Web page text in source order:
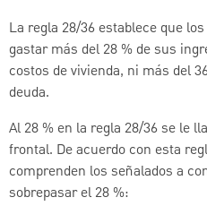
La regla 28/36 establece que
gastar más del 28 % de sus
costos de vivienda, ni más del
deuda.
Al 28 % en la regla 28/36 se le
frontal. De acuerdo con esta
comprenden los señalados a
sobrepasar el 28 %: